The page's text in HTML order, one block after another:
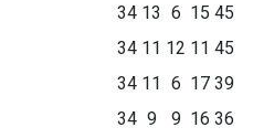
34 13 6 15 45
34 11 12 11 45
34 11 6 17 39
34 9 9 16 36